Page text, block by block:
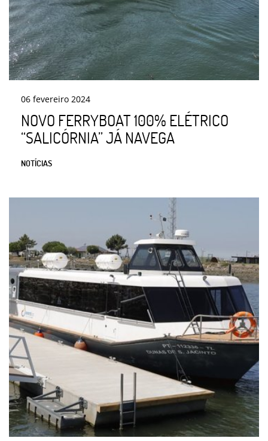
06 fevereiro 2024
NOVO FERRYBOAT 100% ELÉTRICO
“SALICÓRNIA” JÁ NAVEGA
NOTÍCIAS